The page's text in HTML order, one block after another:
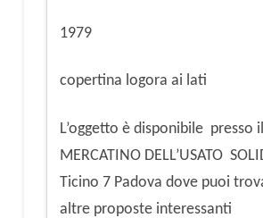
1979
copertina logora ai lati
L’oggetto è disponibile presso il
MERCATINO DELL’USATO
Ticino 7 Padova dove puoi
altre proposte interessanti